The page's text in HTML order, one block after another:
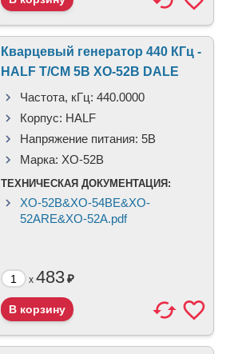
Кварцевый генератор 440 КГц -
HALF T/CM 5В XO-52B DALE
Частота, кГц: 440.0000
Корпус: HALF
Напряжение питания: 5В
Марка: XO-52B
ТЕХНИЧЕСКАЯ ДОКУМЕНТАЦИЯ:
XO-52B&XO-54BE&XO-
52ARE&XO-52A.pdf
x 483₽